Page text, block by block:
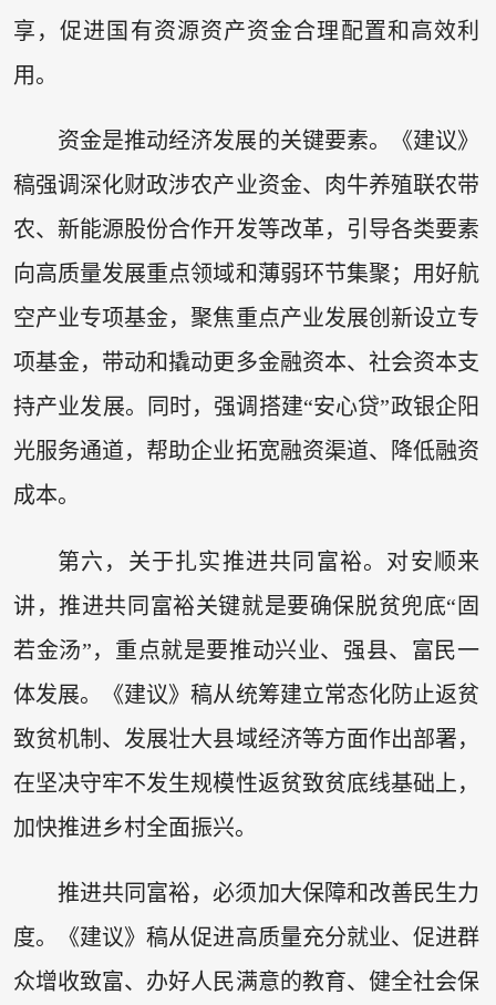
享，促进国有资源资产资金合理配置和高效利
用。
资金是推动经济发展的关键要素。《建议》
稿强调深化财政涉农产业资金、肉牛养殖联农带
农、新能源股份合作开发等改革，引导各类要素
向高质量发展重点领域和薄弱环节集聚；用好航
空产业专项基金，聚焦重点产业发展创新设立专
项基金，带动和撬动更多金融资本、社会资本支
持产业发展。同时，强调搭建“安心贷”政银企阳
光服务通道，帮助企业拓宽融资渠道、降低融资
成本。
第六，关于扎实推进共同富裕。对安顺来
讲，推进共同富裕关键就是要确保脱贫兜底“固
若金汤”，重点就是要推动兴业、强县、富民一
体发展。《建议》稿从统筹建立常态化防止返贫
致贫机制、发展壮大县域经济等方面作出部署，
在坚决守牢不发生规模性返贫致贫底线基础上，
加快推进乡村全面振兴。
推进共同富裕，必须加大保障和改善民生力
度。《建议》稿从促进高质量充分就业、促进群
众增收致富、办好人民满意的教育、健全社会保